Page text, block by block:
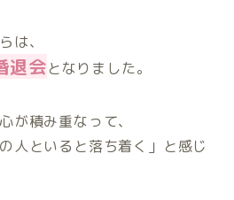
は、
退会となりました。
が積み重なって、
人といると落ち着く」と感じ